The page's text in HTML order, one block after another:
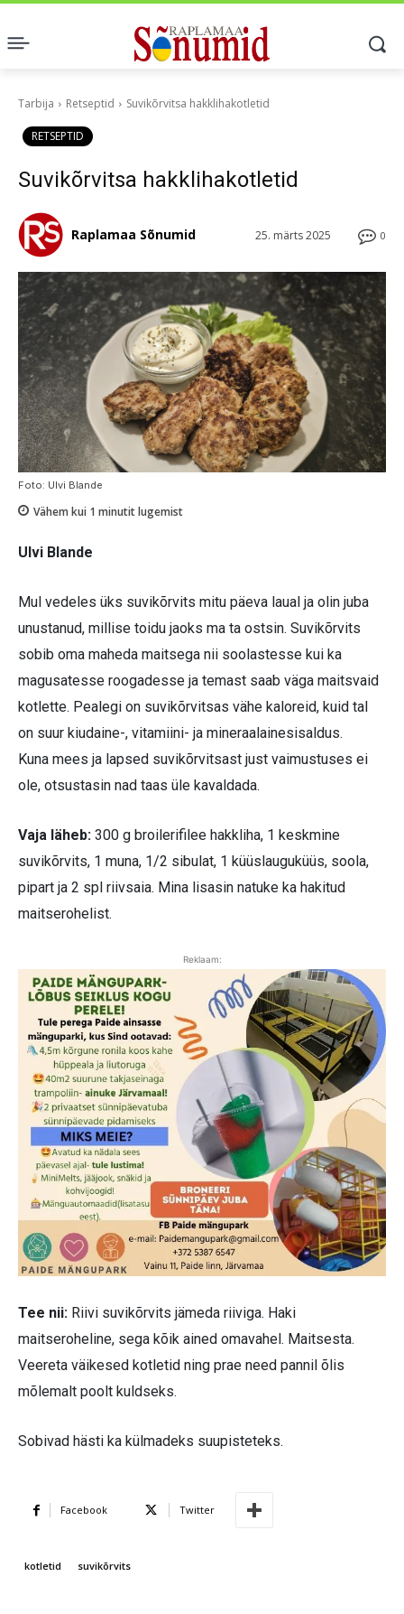
Tarbija Retseptid Suvikõrvitsa hakklihakotletid
RETSEPTID
Suvikõrvitsa hakklihakotletid
0
25. märts 2025
Raplamaa Sõnumid
Foto: Ulvi Blande
Vähem kui 1 minutit lugemist
Ulvi Blande
Mul vedeles üks suvikõrvits mitu päeva laual ja olin juba
unustanud, millise toidu jaoks ma ta ostsin. Suvikõrvits
sobib oma maheda maitsega nii soolastesse kui ka
magusatesse roogadesse ja temast saab väga maitsvaid
kotlette. Pealegi on suvikõrvitsas vähe kaloreid, kuid tal
on suur kiudaine-, vitamiini- ja mineraalainesisaldus.
Kuna mees ja lapsed suvikõrvitsast just vaimustuses ei
ole, otsustasin nad taas üle kavaldada.
Vaja läheb: 300 g broilerifilee hakkliha, 1 keskmine
suvikõrvits, 1 muna, 1/2 sibulat, 1 küüslauguküüs, soola,
pipart ja 2 spl riivsaia. Mina lisasin natuke ka hakitud
maitserohelist.
Reklaam:
Tee nii: Riivi suvikõrvits jämeda riiviga. Haki
maitseroheline, sega kõik ained omavahel. Maitsesta.
Veereta väikesed kotletid ning prae need pannil õlis
mõlemalt poolt kuldseks.
Sobivad hästi ka külmadeks suupisteteks.
Facebook Twitter
kotletid suvikõrvits